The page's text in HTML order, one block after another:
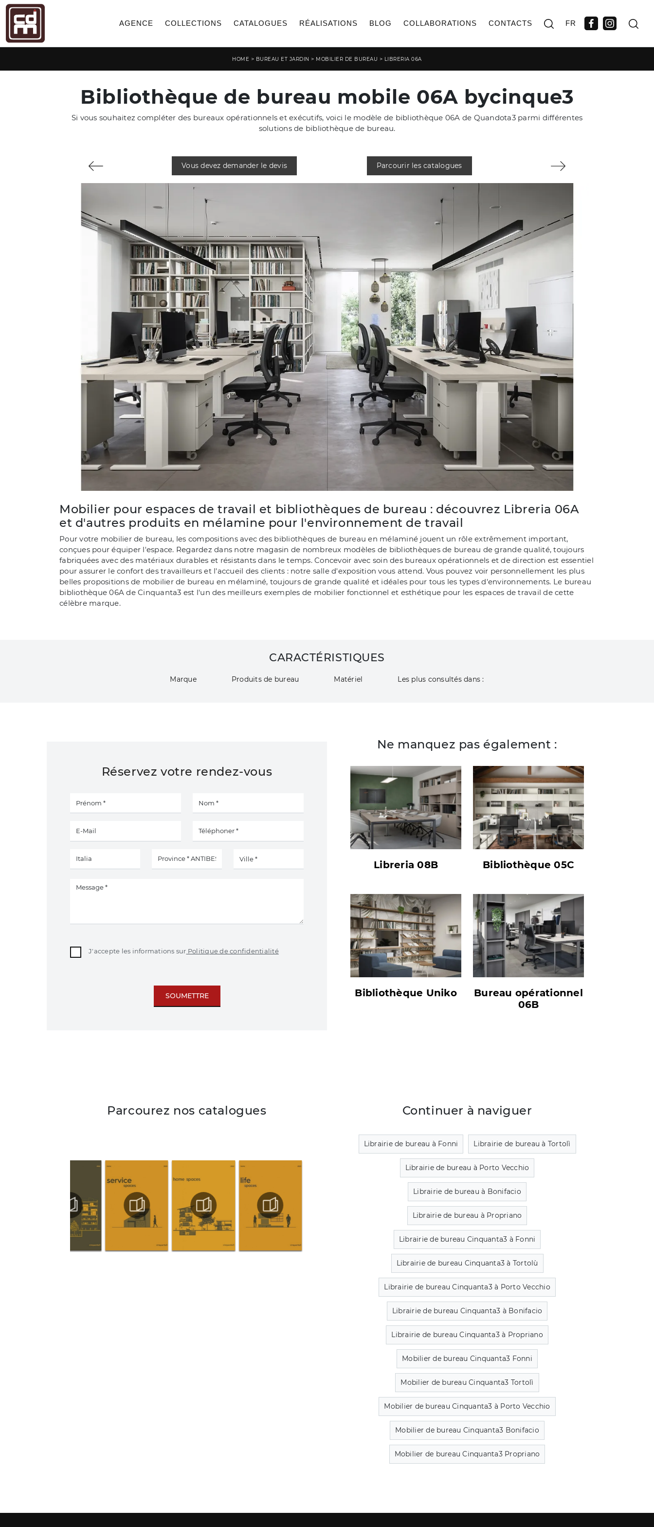
AGENCE COLLECTIONS CATALOGUES RÉALISATIONS BLOG COLLABORATIONS CONTACTS FR
HOME > BUREAU ET JARDIN > MOBILIER DE BUREAU > LIBRERIA 06A
Bibliothèque de bureau mobile 06A bycinque3
Si vous souhaitez compléter des bureaux opérationnels et exécutifs, voici le modèle de bibliothèque 06A de Quandota3 parmi différentes
solutions de bibliothèque de bureau.
Vous devez demander le devis Parcourir les catalogues
Mobilier pour espaces de travail et bibliothèques de bureau : découvrez Libreria 06A
et d'autres produits en mélamine pour l'environnement de travail
Pour votre mobilier de bureau, les compositions avec des bibliothèques de bureau en mélaminé jouent un rôle extrêmement important,
conçues pour équiper l'espace. Regardez dans notre magasin de nombreux modèles de bibliothèques de bureau de grande qualité, toujours
fabriquées avec des matériaux durables et résistants dans le temps. Concevoir avec soin des bureaux opérationnels et de direction est essentiel
pour assurer le confort des travailleurs et l'accueil des clients : notre salle d'exposition vous attend. Vous pouvez voir personnellement les plus
belles propositions de mobilier de bureau en mélaminé, toujours de grande qualité et idéales pour tous les types d'environnements. Le bureau
bibliothèque 06A de Cinquanta3 est l'un des meilleurs exemples de mobilier fonctionnel et esthétique pour les espaces de travail de cette
célèbre marque.
CARACTÉRISTIQUES
Marque Produits de bureau Matériel Les plus consultés dans :
Réservez votre rendez-vous
J'accepte les informations sur Politique de confidentialité
SOUMETTRE
Ne manquez pas également :
Libreria 08B Bibliothèque 05C
Bibliothèque Uniko
Bureau opérationnel
06B
Parcourez nos catalogues Continuer à naviguer
Librairie de bureau à Fonni Librairie de bureau à Tortolì
Librairie de bureau à Porto Vecchio
Librairie de bureau à Bonifacio
Librairie de bureau à Propriano
Librairie de bureau Cinquanta3 à Fonni
Librairie de bureau Cinquanta3 à Tortolù
Librairie de bureau Cinquanta3 à Porto Vecchio
Librairie de bureau Cinquanta3 à Bonifacio
Librairie de bureau Cinquanta3 à Propriano
Mobilier de bureau Cinquanta3 Fonni
Mobilier de bureau Cinquanta3 Tortolì
Mobilier de bureau Cinquanta3 à Porto Vecchio
Mobilier de bureau Cinquanta3 Bonifacio
Mobilier de bureau Cinquanta3 Propriano